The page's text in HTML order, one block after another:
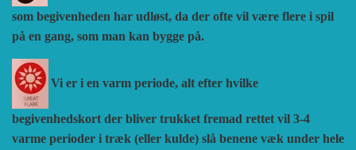
som begivenheden har udløst, da der ofte vil være flere i spil
på en gang, som man kan bygge på.
Vi er i en varm periode, alt efter hvilke
begivenhedskort der bliver trukket fremad rettet vil 3-4
varme perioder i træk (eller kulde) slå benene væk under hele